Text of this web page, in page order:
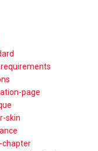
page
skin
chapter